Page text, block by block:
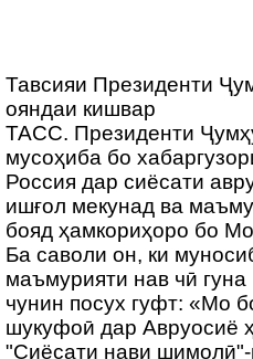
Тавсияи Президенти
ояндаи кишвар
ТАСС. Президенти
мусоҳиба бо
Россия дар сиёсати
ишғол мекунад ва
бояд ҳамкориҳоро бо
Ба саволи он, ки
маъмурияти нав чӣ
чунин посух гуфт: «Мо
шукуфоӣ дар Авруосиё
"Сиёсати нави